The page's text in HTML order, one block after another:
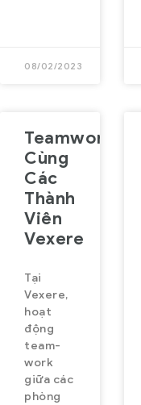
08/02/2023
Teamwork
Cùng
Các
Thành
Viên
Vexere
Tại
Vexere,
hoạt
động
team-
work
giữa các
phòng